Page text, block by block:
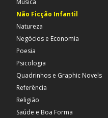
Música
Não Ficção Infantil
Natureza
Negócios e Economia
Poesia
Psicologia
Quadrinhos e Graphic Novels
Referência
Religião
Saúde e Boa Forma